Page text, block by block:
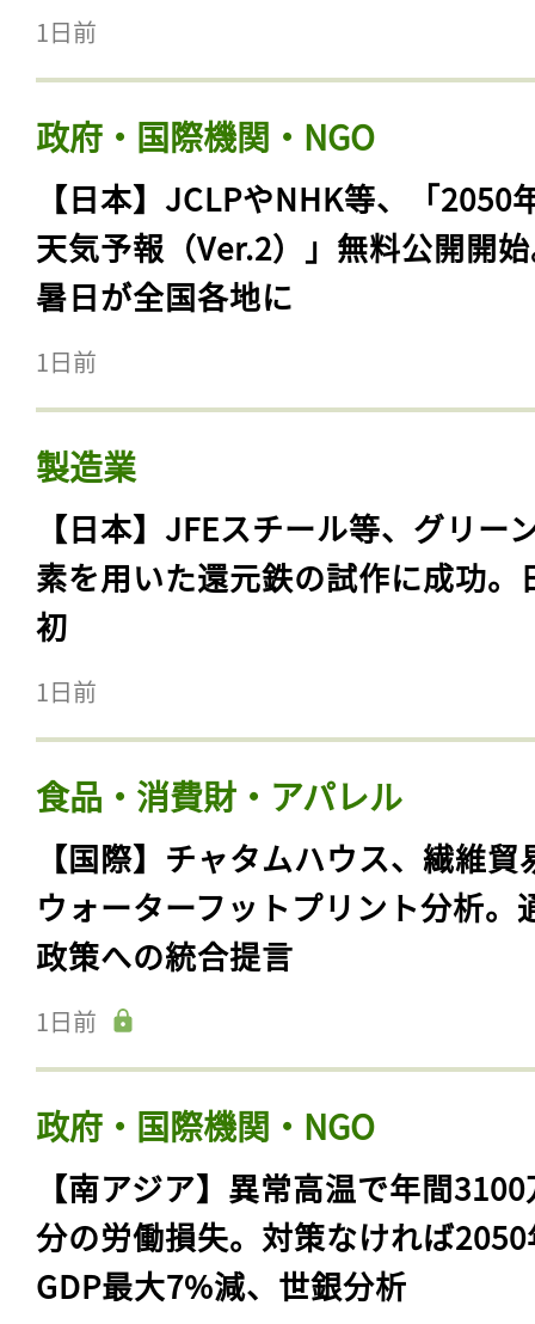
1日前
政府・国際機関・NGO
【日本】JCLPやNHK等、「2050
天気予報（Ver.2）」無料公開開
暑日が全国各地に
1日前
製造業
【日本】JFEスチール等、グリー
素を用いた還元鉄の試作に成功。
初
1日前
食品・消費財・アパレル
【国際】チャタムハウス、繊維貿
ウォーターフットプリント分析。
政策への統合提言
1日前
政府・国際機関・NGO
【南アジア】異常高温で年間
分の労働損失。対策なければ
GDP最大7%減、世銀分析